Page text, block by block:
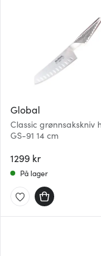
Global
Classic grønnsakskniv
GS-91 14 cm
1299 kr
På lager